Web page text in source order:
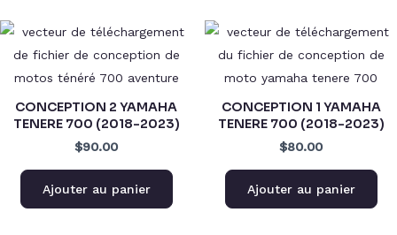
CONCEPTION 2 YAMAHA
TENERE 700 (2018-2023)
$90.00
Ajouter au panier
CONCEPTION 1 YAMAHA
TENERE 700 (2018-2023)
$80.00
Ajouter au panier